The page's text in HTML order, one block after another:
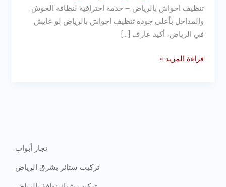
تنظيف احواش بالرياض – خدمة احترافية لنظافة الحوش
والمداخل بأعلى جودة تنظيف احواش بالرياض لو عايش
في الرياض، أكيد عارف […]
قراءة المزيد »
نجار أبواب
تركيب ستائر بشرق الرياض